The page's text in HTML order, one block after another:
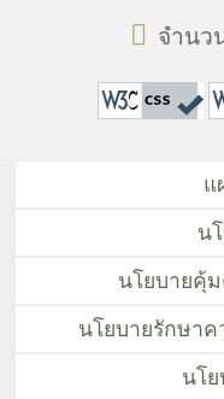
จำนว
แ
น
นโยบายคุ้
นโยบายรักษา
นโ